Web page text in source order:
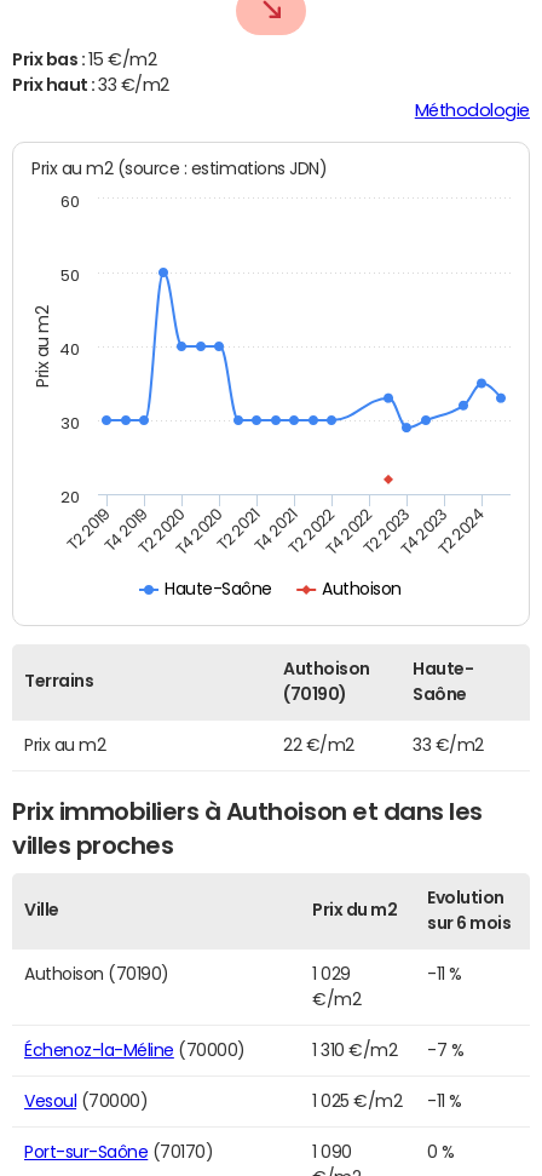
Prix bas : 15 €/m2
Prix haut :33 €/m2
Méthodologie
Prix au m2
Prix au m2 (source : estimations JDN)
Haute-Saône Authoison
T2 2019T4 2019T2 2020T4 2020T2 2021T4 2021T2 2022T4 2022T2 2023T4 2023T2 2024
20
30
40
50
60
Terrains
Authoison
(70190)
Haute-
Saône
Prix au m2 22 €/m2 33 €/m2
Prix immobiliers à Authoison et dans les
villes proches
Ville Prix du m2
Evolution
sur 6 mois
Authoison (70190)
1 029
€/m2
-11 %
Échenoz-la-Méline (70000) 1 310 €/m2 -7 %
Vesoul (70000) 1 025 €/m2 -11 %
Port-sur-Saône (70170)
1 090
0 %